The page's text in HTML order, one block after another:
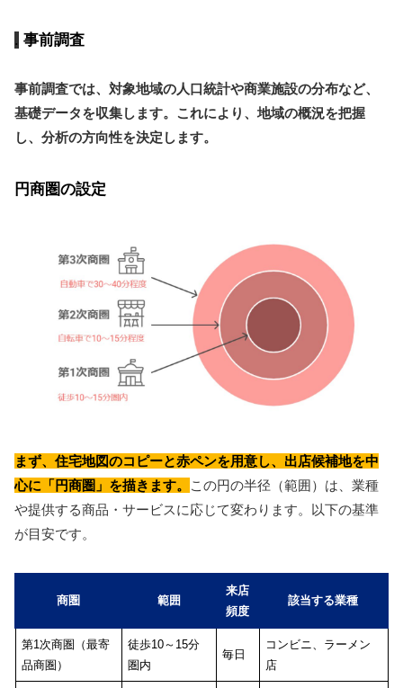
事前調査
事前調査では、対象地域の人口統計や商業施設の分布など、
基礎データを収集します。これにより、地域の概況を把握
し、分析の方向性を決定します。
円商圏の設定
まず、住宅地図のコピーと赤ペンを用意し、出店候補地を中
心に「円商圏」を描きます。
この円の半径（範囲）は、業種
や提供する商品・サービスに応じて変わります。以下の基準
が目安です。
商圏 範囲
来店
頻度
該当する業種
第1次商圏（最寄
品商圏）
徒歩10～15分
圏内
毎日
コンビニ、ラーメン
店